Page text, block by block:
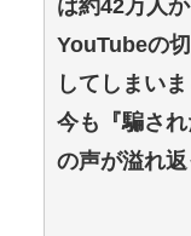
は約42万人
YouTubeの
してしまいま
今も『騙さ
の声が溢れ返